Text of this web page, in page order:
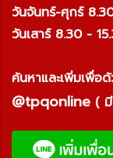
วันจันทร์-ศุกร์
วันเสาร์ 8.30 -
ค้นหาและเพิ่มเพื่อ
@tpqonline (